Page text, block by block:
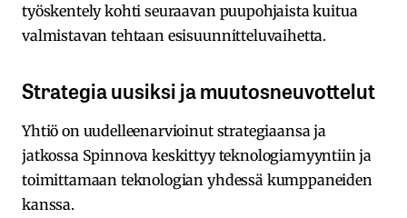
työskentely kohti seuraavan puupohjaista kuitua
valmistavan tehtaan esisuunnitteluvaihetta.
Strategia uusiksi ja muutosneuvottelut
Yhtiö on uudelleenarvioinut strategiaansa ja
jatkossa Spinnova keskittyy teknologiamyyntiin ja
toimittamaan teknologian yhdessä kumppaneiden
kanssa.